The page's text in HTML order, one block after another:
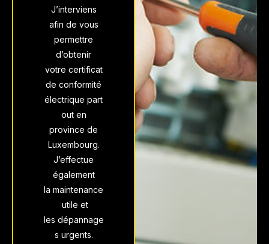
J’interviens
afin de vous
permettre
d’obtenir
votre certificat
de conformité
électrique part
out en
province de
Luxembourg.
J’effectue
également
lamaintenance
utile et
les dépannage
s urgents.